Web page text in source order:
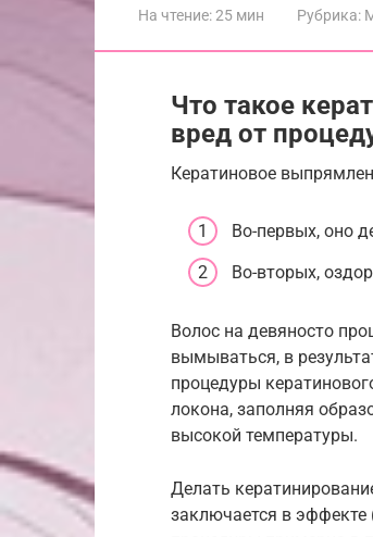
На чтение:25 мин Рубрика:
Что такое
вред от
Кератиновое
Во-первых, оно
Во-вторых,
Волос на девяносто
вымываться, в
процедуры
локона, заполняя
высокой температуры.
Делать
заключается в